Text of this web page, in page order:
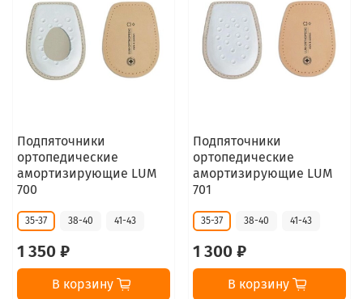
Подпяточники
ортопедические
амортизирующие LUM
700
35-37 38-40 41-43
1 350 ₽
В корзину
Подпяточники
ортопедические
амортизирующие LUM
701
35-37 38-40 41-43
1 300 ₽
В корзину